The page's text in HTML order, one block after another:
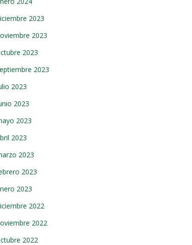
2023
2023
2023
2023
2023
2023
2023
2023
2023
2023
2023
2022
2022
2022